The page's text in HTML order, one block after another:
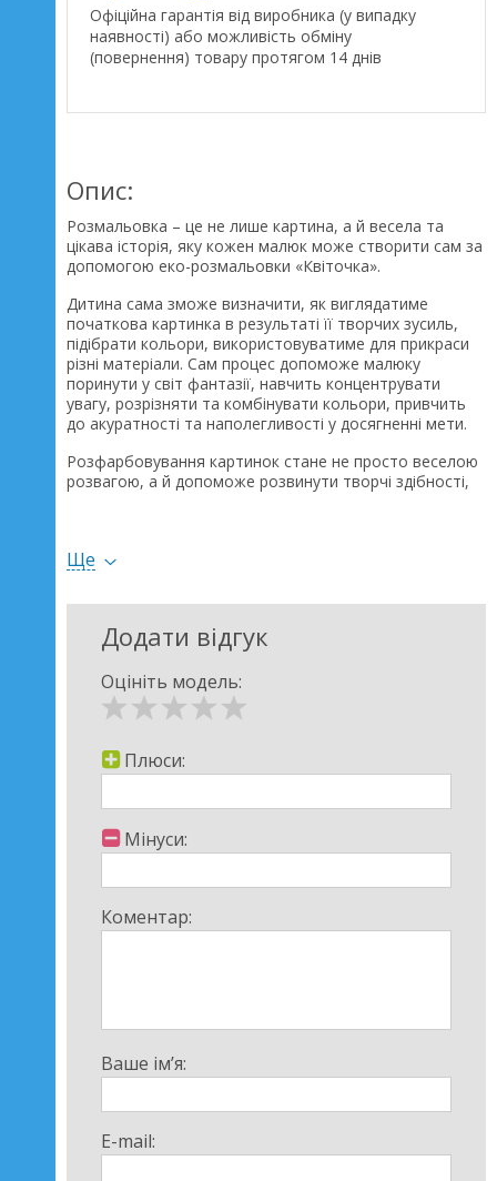
Офіційна гарантія від виробника (у випадку
наявності) або можливість обміну
(повернення) товару протягом 14 днів
Опис:
Розмальовка – це не лише картина, а й весела та
цікава історія, яку кожен малюк може створити сам за
допомогою еко-розмальовки «Квіточка».
Дитина сама зможе визначити, як виглядатиме
початкова картинка в результаті її творчих зусиль,
підібрати кольори, використовуватиме для прикраси
різні матеріали. Сам процес допоможе малюку
поринути у світ фантазії, навчить концентрувати
увагу, розрізняти та комбінувати кольори, привчить
до акуратності та наполегливості у досягненні мети.
Розфарбовування картинок стане не просто веселою
розвагою, а й допоможе розвинути творчі здібності,
пластилін – з його допомогою зображення набуде
Ще
Додати відгук
Оцініть модель:
Плюси:
Мінуси:
Коментар:
Ваше ім’я:
E-mail: